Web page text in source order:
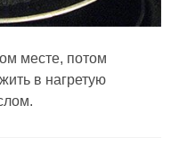
месте, потом
в нагретую